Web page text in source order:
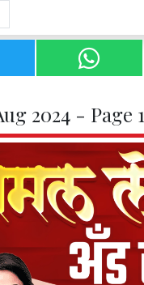
2024 - Page 1